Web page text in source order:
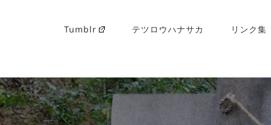
Tumblr テツロウハナサカ リンク集